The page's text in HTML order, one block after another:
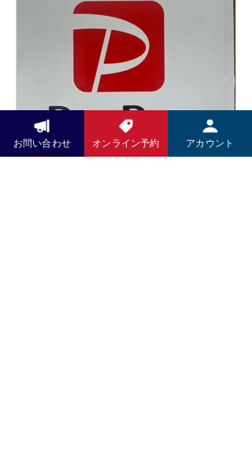
体を整えながら、心もほっと安らぐ時
間をお過ごしください。 木村k商店で
は、これからも技術だけでなく、施術
を受ける空間や設備にもこだわり、皆
さまに安心して通っていただけるサロ
ンづくりを目指してまいります。 ぜひ
新しいリクライニングチェアで、心地
よい足つぼ施術をご体感ください。 皆
さまのご来店を心よりお待ちしており
い、2026年6月14日より一部メニュ
ーの価格を改定させていただくことと
なりました。 また、今後は足つぼ施術
前後の蒸しタオルを導入し、よりリラ
ックスした状態で足裏から全身を整え
る施術をご提供してまいります。その
他にも施術内容やサービスの充実を図
り、お客様によりご満足いただける環
境づくりに努めてまいります。 お客様
Pay Pay
お問い合わせ オンライン予約 アカウント